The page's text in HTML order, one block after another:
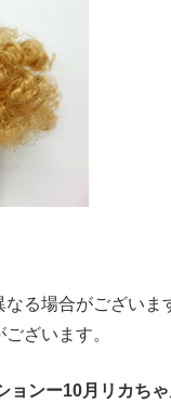
なる場合がございま
ざいます。
ンー10月リカち